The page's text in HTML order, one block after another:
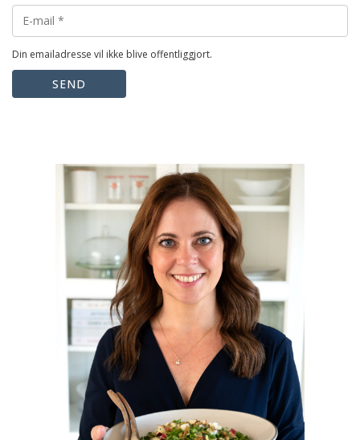
Din emailadresse vil ikke blive offentliggjort.
SEND